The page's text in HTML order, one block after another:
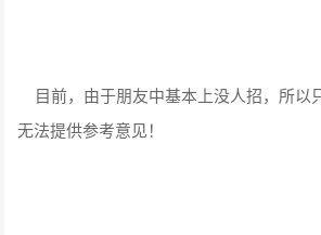
目前，由于朋友中基本上没人招，所以
无法提供参考意见！